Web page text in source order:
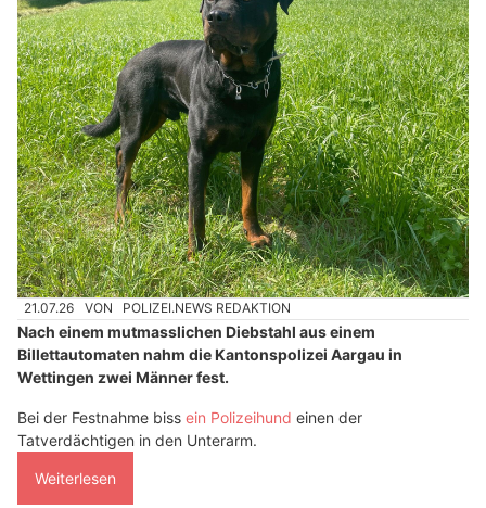
21.07.26 VON POLIZEI.NEWS REDAKTION
Nach einem mutmasslichen Diebstahl aus einem
Billettautomaten nahm die Kantonspolizei Aargau in
Wettingen zwei Männer fest.
Bei der Festnahme biss ein Polizeihund einen der
Tatverdächtigen in den Unterarm.
Weiterlesen